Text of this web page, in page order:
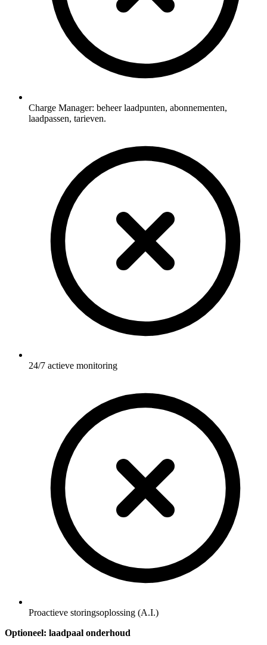
Charge Manager: beheer laadpunten, abonnementen,
laadpassen, tarieven.
24/7 actieve monitoring
Proactieve storingsoplossing (A.I.)
Optioneel: laadpaal onderhoud